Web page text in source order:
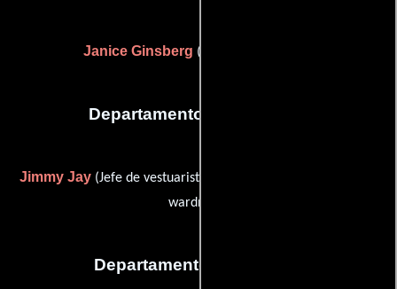
Janice Ginsberg (Supervisor musical)
Departamento de vestuario
Jimmy Jay(Jefe de vestuaristas) y
wardrobe)
Departamento de editorial